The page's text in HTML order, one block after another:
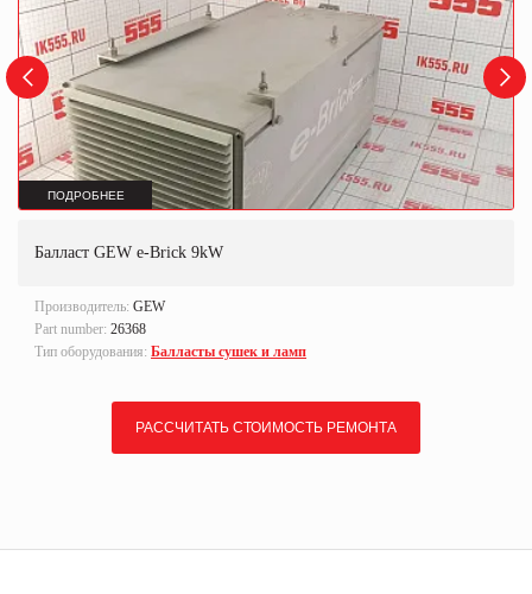
ПОДРОБНЕЕ
Балласт GEW e-Brick 9kW
Производитель: GEW
Part number: 26368
Тип оборудования: Балласты сушек и ламп
РАССЧИТАТЬ СТОИМОСТЬ РЕМОНТА